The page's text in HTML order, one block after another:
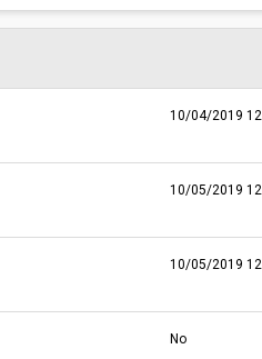
10/04/2019
10/05/2019
10/05/2019
No